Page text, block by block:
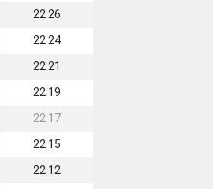
22:26
22:24
22:21
22:19
22:17
22:15
22:12